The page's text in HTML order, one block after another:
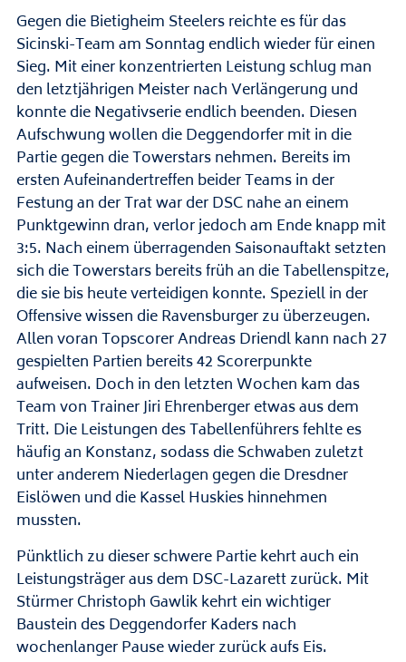
Gegen die Bietigheim Steelers reichte es für das
Sicinski-Team am Sonntag endlich wieder für einen
Sieg. Mit einer konzentrierten Leistung schlug man
den letztjährigen Meister nach Verlängerung und
konnte die Negativserie endlich beenden. Diesen
Aufschwung wollen die Deggendorfer mit in die
Partie gegen die Towerstars nehmen. Bereits im
ersten Aufeinandertreffen beider Teams in der
Festung an der Trat war der DSC nahe an einem
Punktgewinn dran, verlor jedoch am Ende knapp mit
3:5. Nach einem überragenden Saisonauftakt setzten
sich die Towerstars bereits früh an die Tabellenspitze,
die sie bis heute verteidigen konnte. Speziell in der
Offensive wissen die Ravensburger zu überzeugen.
Allen voran Topscorer Andreas Driendl kann nach 27
gespielten Partien bereits 42 Scorerpunkte
aufweisen. Doch in den letzten Wochen kam das
Team von Trainer Jiri Ehrenberger etwas aus dem
Tritt. Die Leistungen des Tabellenführers fehlte es
häufig an Konstanz, sodass die Schwaben zuletzt
unter anderem Niederlagen gegen die Dresdner
Eislöwen und die Kassel Huskies hinnehmen
mussten.
Pünktlich zu dieser schwere Partie kehrt auch ein
Leistungsträger aus dem DSC-Lazarett zurück. Mit
Stürmer Christoph Gawlik kehrt ein wichtiger
Baustein des Deggendorfer Kaders nach
wochenlanger Pause wieder zurück aufs Eis.